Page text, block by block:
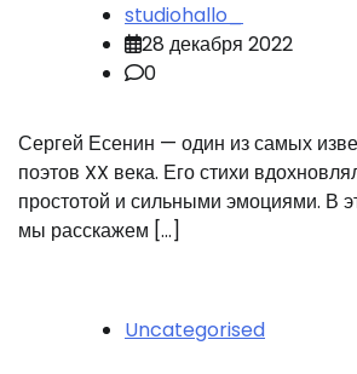
studiohallo_
28 декабря 2022
0
Сергей Есенин — один из самых
поэтов XX века. Его стихи
простотой и сильными эмоциями. В
мы расскажем […]
Uncategorised